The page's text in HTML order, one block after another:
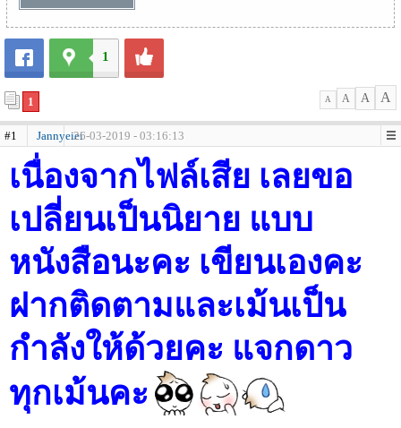
1
1 A A A A
#1 Jannyeiei26-03-2019 - 03:16:13
เนื่องจากไฟล์เสีย เลยขอ
เปลี่ยนเป็นนิยาย แบบ
หนังสือนะคะ เขียนเองคะ
ฝากติดตามและเม้นเป็น
กำลังให้ด้วยคะ แจกดาว
ทุกเม้นคะ